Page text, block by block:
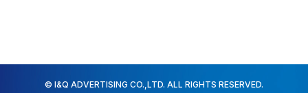
© I&Q ADVERTISING CO.,LTD. ALL RIGHTS RESERVED.